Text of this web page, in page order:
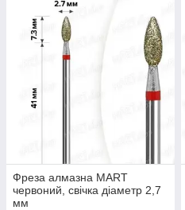
Фреза алмазна MART
червоний, свічка діаметр 2,7
мм